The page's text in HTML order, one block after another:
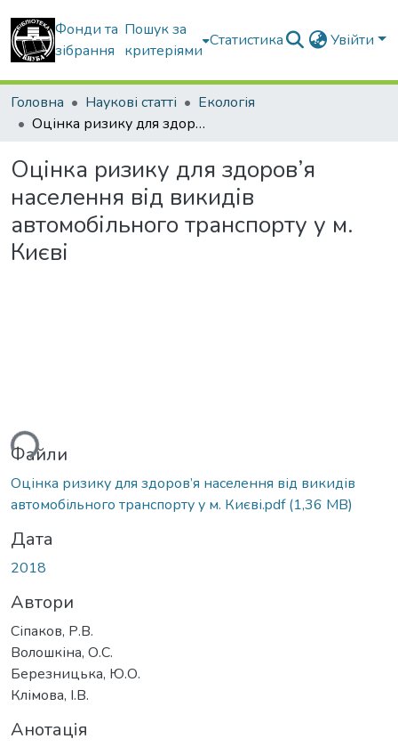
Фонди та
зібрання
Пошук за
критеріями
Статистика Увійти
Головна Наукові статті
Екологія
Оцінка ризику для здоров’я населення від викидів автомобільного транспорту у м. Києві
Оцінка ризику для здоров’я
населення від викидів
автомобільного транспорту у м.
Києві
Файли
Оцінка ризику для здоров’я населення від викидів
автомобільного транспорту у м. Києві.pdf(1,36 MB)
Дата
2018
Автори
Сіпаков, Р.В.
Волошкіна, О.С.
Березницька, Ю.О.
Клімова, І.В.
Анотація